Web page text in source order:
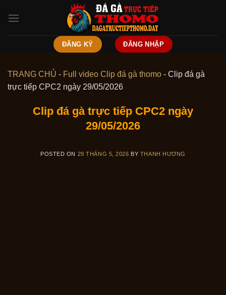
ĐĂNG KÝ ĐĂNG NHẬP
TRANG CHỦ - Full video Clip đá gà thomo - Clip đá gà
trực tiếp CPC2 ngày 29/05/2026
Clip đá gà trực tiếp CPC2 ngày
29/05/2026
POSTED ON 29 THÁNG 5, 2026 BY THANH HƯƠNG